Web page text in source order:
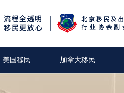
美国移民 加拿大移民